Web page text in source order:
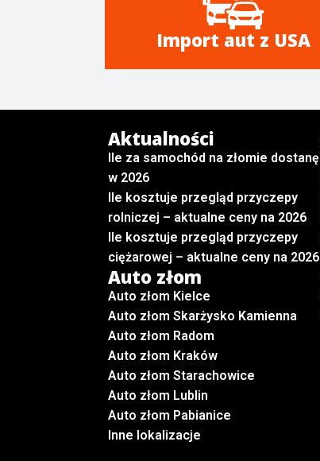
Import aut z USA
Aktualności
Ile za samochód na złomie dostanę
w 2026
Ile kosztuje przegląd przyczepy
rolniczej – aktualne ceny na 2026
Ile kosztuje przegląd przyczepy
ciężarowej – aktualne ceny na 2026
Auto złom
Auto złom Kielce
Auto złom Skarżysko Kamienna
Auto złom Radom
Auto złom Kraków
Auto złom Starachowice
Auto złom Lublin
Auto złom Pabianice
Inne lokalizacje